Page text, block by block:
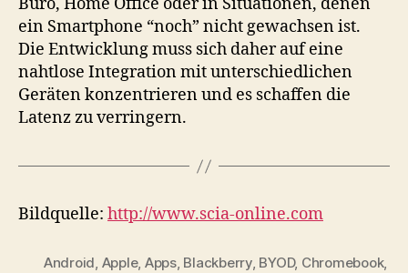
ein Smartphone “noch” nicht gewachsen ist.
Die Entwicklung muss sich daher auf eine
nahtlose Integration mit unterschiedlichen
Geräten konzentrieren und es schaffen die
Latenz zu verringern.
Bildquelle: http://www.scia-online.com
Android, Apple, Apps, Blackberry, BYOD, Chromebook,